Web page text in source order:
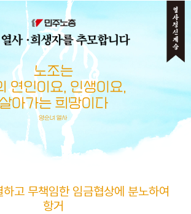
메뉴 건너뛰기
고 무책임한 임금협상에 분노하여
항거